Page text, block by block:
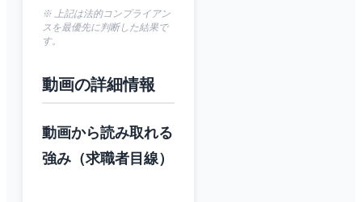
※ 上記は法的コンプライアン
スを最優先に判断した結果で
す。
動画の詳細情報
動画から読み取れる
強み（求職者目線）